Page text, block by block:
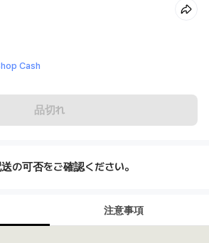
Cash
品切れ
の可否をご確認ください。
注意事項